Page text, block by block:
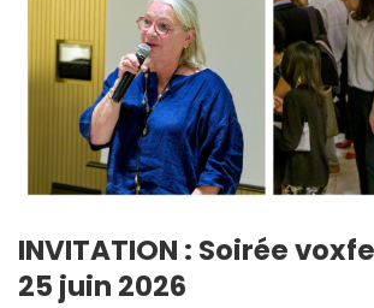
INVITATION : Soirée
25 juin 2026